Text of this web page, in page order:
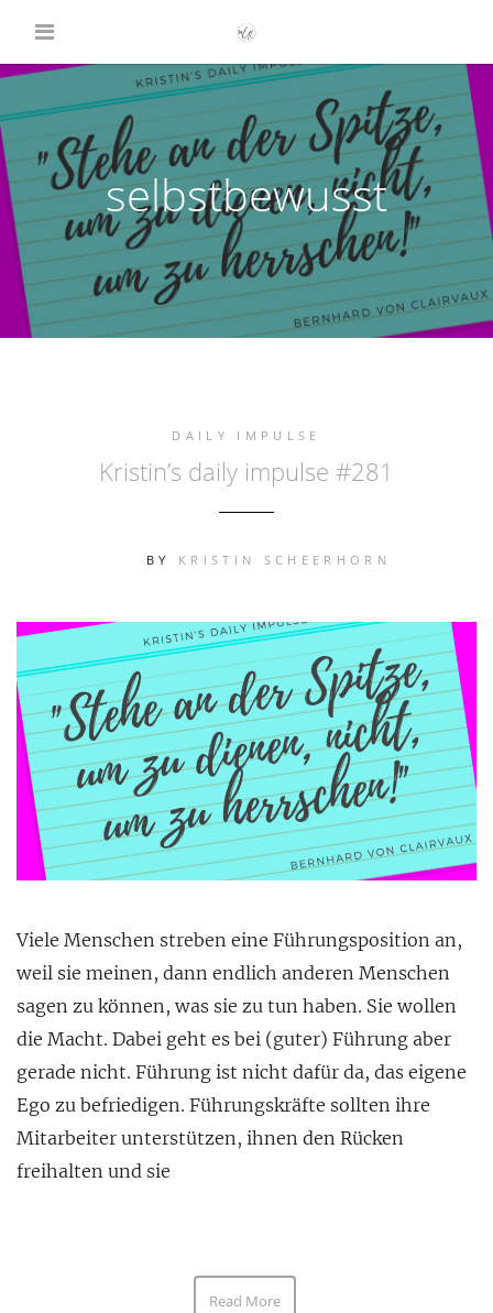
selbstbewusst
DAILY IMPULSE
Kristin’s daily impulse #281
BY KRISTIN SCHEERHORN
Viele Menschen streben eine Führungsposition an,
weil sie meinen, dann endlich anderen Menschen
sagen zu können, was sie zu tun haben. Sie wollen
die Macht. Dabei geht es bei (guter) Führung aber
gerade nicht. Führung ist nicht dafür da, das eigene
Ego zu befriedigen. Führungskräfte sollten ihre
Mitarbeiter unterstützen, ihnen den Rücken
freihalten und sie
Read More